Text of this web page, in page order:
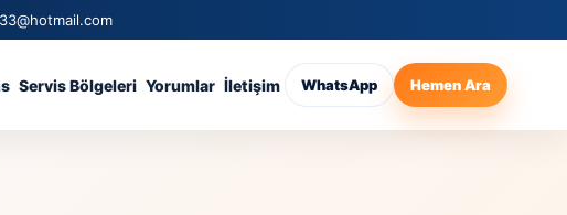
Servis Bölgeleri Yorumlar İletişim WhatsApp Hemen Ara